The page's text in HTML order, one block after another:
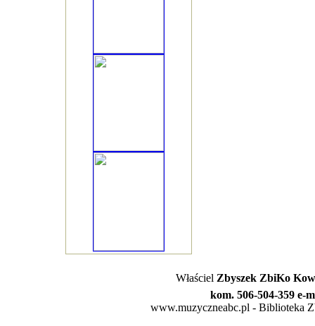
Właściel Zbyszek ZbiKo
kom. 506-504-359 e-
www.muzyczneabc.pl - Biblioteka